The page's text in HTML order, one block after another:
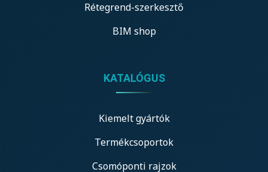
Rétegrend-szerkesztő
BIM shop
KATALÓGUS
Kiemelt gyártók
Termékcsoportok
Csomóponti rajzok